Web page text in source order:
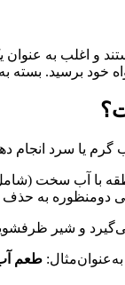
و اغلب به
خود برسید.
گرم یا سرد
با آب سخت
دومنظوره به
و شیر
طعم